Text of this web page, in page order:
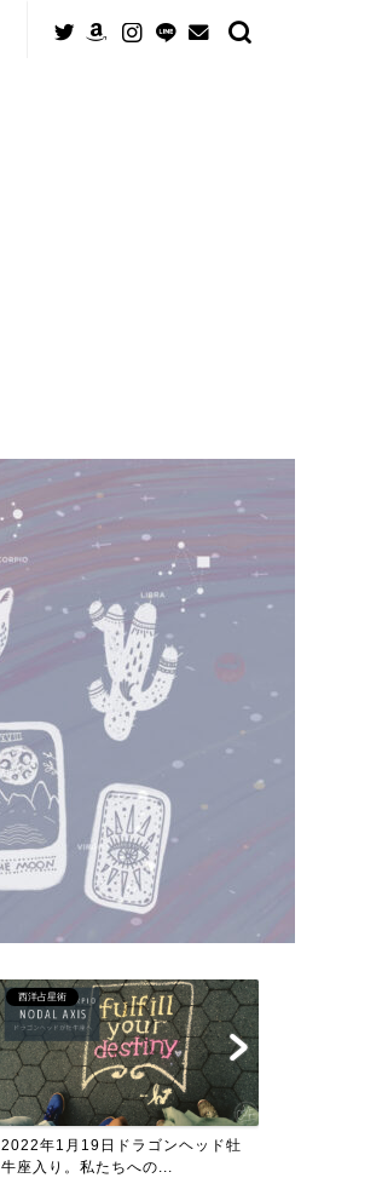
九星気学
2023年恵方の方角と恵方まいりに
行く日一覧。恵方の神社...